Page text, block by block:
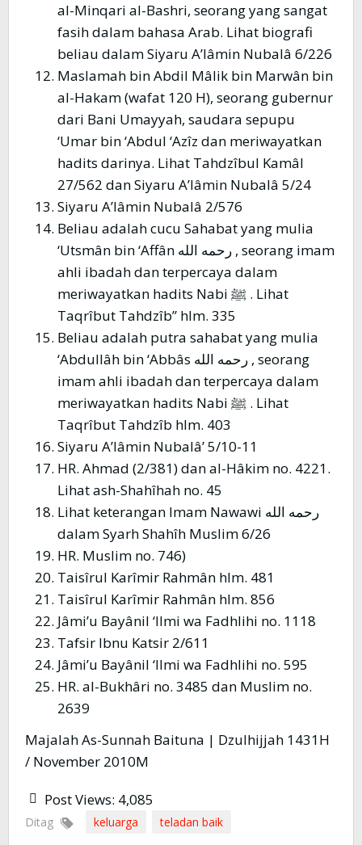
al-Minqari al-Bashri, seorang yang sangat
fasih dalam bahasa Arab. Lihat biografi
beliau dalam Siyaru A’lâmin Nubalâ 6/226
Maslamah bin Abdil Mâlik bin Marwân bin
al-Hakam (wafat 120 H), seorang gubernur
dari Bani Umayyah, saudara sepupu
‘Umar bin ‘Abdul ‘Azîz dan meriwayatkan
hadits darinya. Lihat Tahdzîbul Kamâl
27/562 dan Siyaru A’lâmin Nubalâ 5/24
Siyaru A’lâmin Nubalâ 2/576
Beliau adalah cucu Sahabat yang mulia
‘Utsmân bin ‘Affân رحمه الله , seorang imam
ahli ibadah dan terpercaya dalam
meriwayatkan hadits Nabi ﷺ . Lihat
Taqrîbut Tahdzîb” hlm. 335
Beliau adalah putra sahabat yang mulia
‘Abdullâh bin ‘Abbâs رحمه الله , seorang
imam ahli ibadah dan terpercaya dalam
meriwayatkan hadits Nabi ﷺ . Lihat
Taqrîbut Tahdzîb hlm. 403
Siyaru A’lâmin Nubalâ’ 5/10-11
HR. Ahmad (2/381) dan al-Hâkim no. 4221.
Lihat ash-Shahîhah no. 45
Lihat keterangan Imam Nawawi رحمه الله
dalam Syarh Shahîh Muslim 6/26
HR. Muslim no. 746)
Taisîrul Karîmir Rahmân hlm. 481
Taisîrul Karîmir Rahmân hlm. 856
Jâmi’u Bayânil ‘Ilmi wa Fadhlihi no. 1118
Tafsir Ibnu Katsir 2/611
Jâmi’u Bayânil ‘Ilmi wa Fadhlihi no. 595
HR. al-Bukhâri no. 3485 dan Muslim no.
2639
Majalah As-Sunnah Baituna | Dzulhijjah 1431H
/ November 2010M
Post Views: 4,085
Ditag keluarga teladan baik